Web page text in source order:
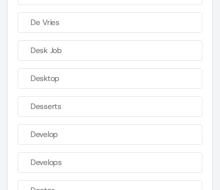
De Vries
Desk Job
Desktop
Desserts
Develop
Develops